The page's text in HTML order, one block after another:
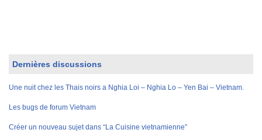
Dernières discussions
Une nuit chez les Thais noirs a Nghia Loi – Nghia Lo – Yen Bai – Vietnam.
Les bugs de forum Vietnam
Créer un nouveau sujet dans “La Cuisine vietnamienne”